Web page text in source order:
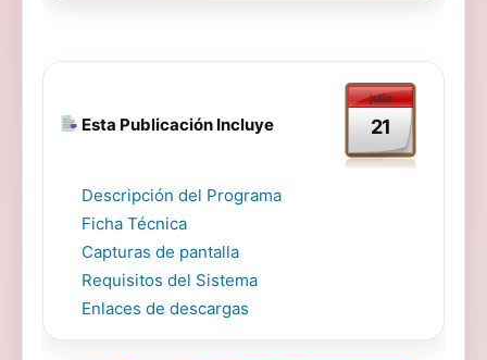
Esta Publicación Incluye
julio
21
Descripción del Programa
Ficha Técnica
Capturas de pantalla
Requisitos del Sistema
Enlaces de descargas